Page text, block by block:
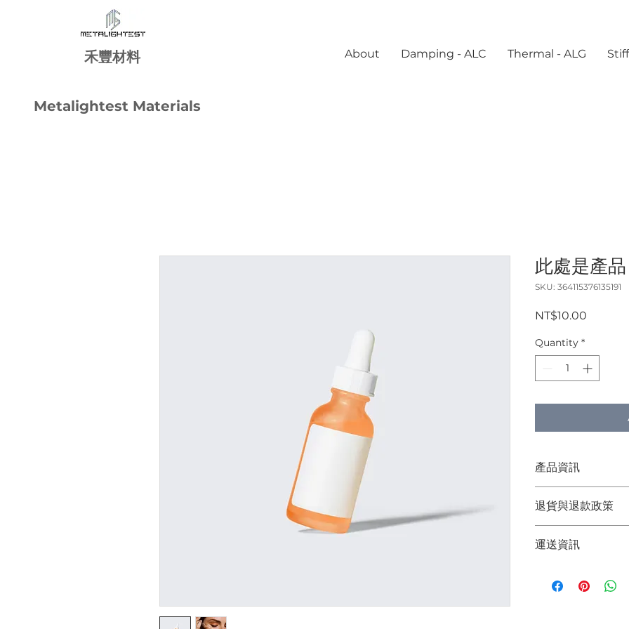
禾豐材料 About Damping - ALC Thermal - ALG
Metalightest Materials
此處是產品
SKU: 364115376135191
NT$10.00
Quantity *
產品資訊
寸、材料、保固和清
品的獨特之處，以及
能在購買之前清楚了
客有信心和决心購買
退貨與退款政策
產品。撰寫政策時，
運送資訊
的資訊。撰寫政策